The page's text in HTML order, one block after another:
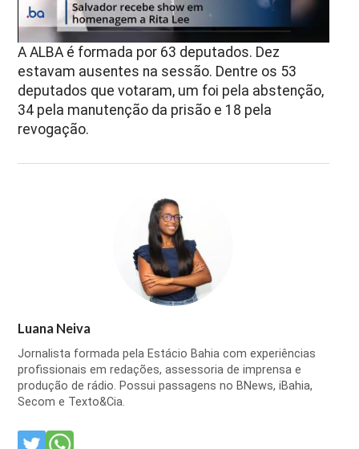
A ALBA é formada por 63 deputados. Dez
estavam ausentes na sessão. Dentre os 53
deputados que votaram, um foi pela abstenção,
34 pela manutenção da prisão e 18 pela
revogação.
Luana Neiva
Jornalista formada pela Estácio Bahia com experiências
profissionais em redações, assessoria de imprensa e
produção de rádio. Possui passagens no BNews, iBahia,
Secom e Texto&Cia.